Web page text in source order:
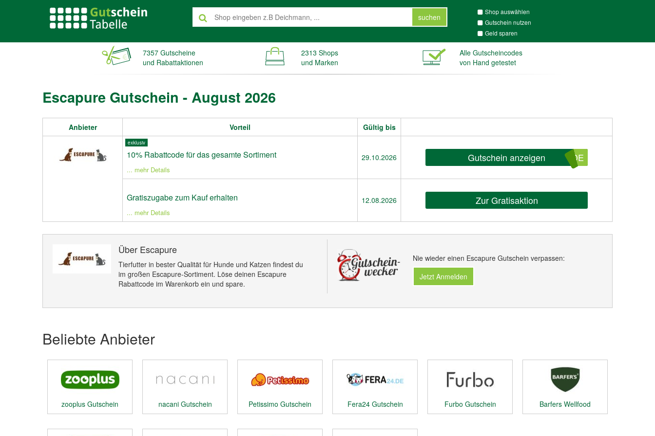
suchen
Shop auswählen
Gutschein nutzen
Geld sparen
7357 Gutscheine
und Rabattaktionen
2313 Shops
und Marken
Alle Gutscheincodes
von Hand getestet
Escapure Gutschein - August 2026
Anbieter Vorteil Gültig bis
10% Rabattcode für das gesamte Sortiment
exklusiv
... mehr Details
29.10.2026 Gutschein anzeigen SDE
Gratiszugabe zum Kauf erhalten
... mehr Details
12.08.2026 Zur Gratisaktion
Über Escapure
Tierfutter in bester Qualität für Hunde und Katzen findest du
im großen Escapure-Sortiment. Löse deinen Escapure
Rabattcode im Warenkorb ein und spare.
Nie wieder einen Escapure Gutschein verpassen:
Jetzt Anmelden
Beliebte Anbieter
zooplus Gutschein nacani Gutschein Petissimo Gutschein Fera24 Gutschein Furbo Gutschein
Barfers Wellfood
Gutschein